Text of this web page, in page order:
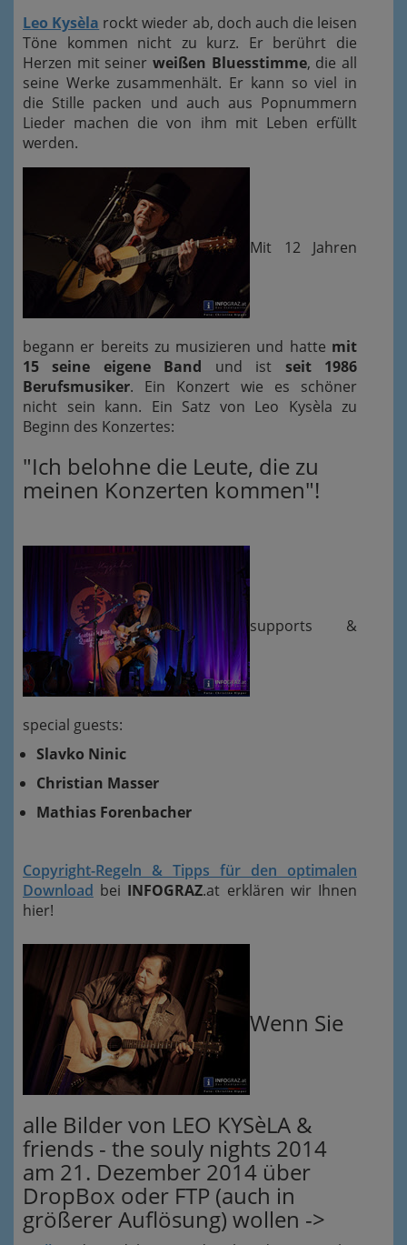
Leo Kysèla rockt wieder ab, doch auch die leisen
Töne kommen nicht zu kurz. Er berührt die
Herzen mit seiner weißen Bluesstimme, die all
seine Werke zusammenhält. Er kann so viel in
die Stille packen und auch aus Popnummern
Lieder machen die von ihm mit Leben erfüllt
werden.
Mit 12 Jahren
begann er bereits zu musizieren und hatte mit
15 seine eigene Band und ist seit 1986
Berufsmusiker. Ein Konzert wie es schöner
nicht sein kann. Ein Satz von Leo Kysèla zu
Beginn des Konzertes:
"Ich belohne die Leute, die zu
meinen Konzerten kommen"!
supports &
special guests:
Slavko Ninic
Christian Masser
Mathias Forenbacher
Copyright-Regeln & Tipps für den optimalen
Download bei INFOGRAZ.at erklären wir Ihnen
hier!
Wenn Sie
alle Bilder von LEO KYSèLA &
friends - the souly nights 2014
am 21. Dezember 2014 über
DropBox oder FTP (auch in
größerer Auflösung) wollen ->